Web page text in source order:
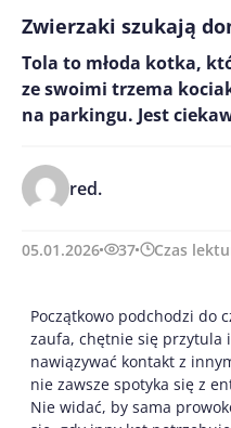
Zwierzaki szukają
Tola to młoda kotka,
ze swoimi trzema
na parkingu. Jest
red.
05.01.2026 37 Czas
Początkowo podchodzi do
zaufa, chętnie się przytula
nawiązywać kontakt z
nie zawsze spotyka się z
Nie widać, by sama